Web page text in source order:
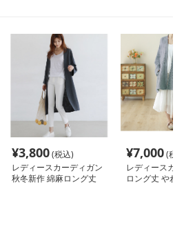
¥3,800(税込)
レディースカーディガン
秋冬新作 綿麻ロング丈
¥7,000(税
レディースカ
ロング丈 やわ